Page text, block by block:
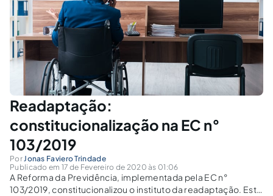
Readaptação:
constitucionalização na EC n°
103/2019
PorJonas Faviero Trindade
Publicado em 17 de Fevereiro de 2020 às 01:06
A Reforma da Previdência, implementada pela EC n°
103/2019, constitucionalizou o instituto da readaptação. Este